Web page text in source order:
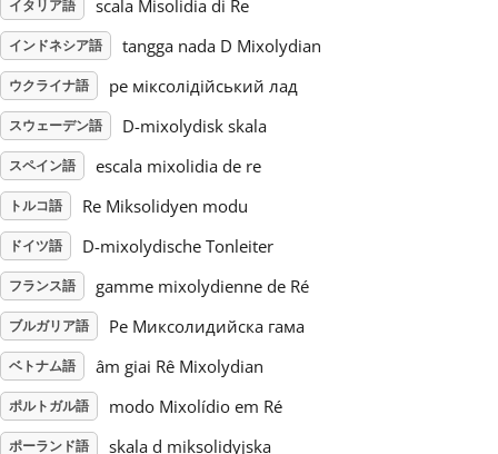
Svenska
Tiếng Việt
Türkçe
Українська
简体中文
繁體中文
イタリア語 scala Misolidia di Re
インドネシア語 tangga nada D Mixolydian
ウクライナ語 ре міксолідійський лад
スウェーデン語 D-mixolydisk skala
スペイン語 escala mixolidia de re
トルコ語 Re Miksolidyen modu
ドイツ語 D-mixolydische Tonleiter
フランス語 gamme mixolydienne de Ré
ブルガリア語 Ре Миксолидийска гама
ベトナム語 âm giai Rê Mixolydian
ポルトガル語 modo Mixolídio em Ré
ポーランド語 skala d miksolidyjska